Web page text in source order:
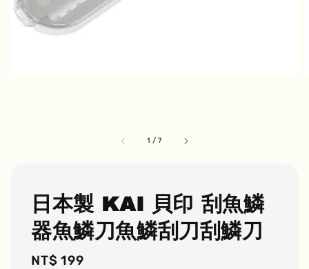
1 /7
日本製 KAI 貝印 刮魚鱗
器魚鱗刀魚鱗刮刀刮鱗刀
Regular
NT$ 199